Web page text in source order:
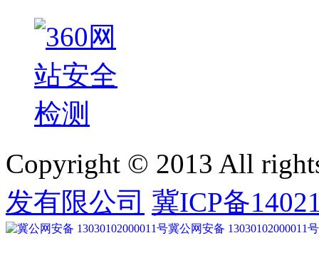
Copyright © 2013 All
发有限公司 冀ICP备
冀公网安备 13030102000011号